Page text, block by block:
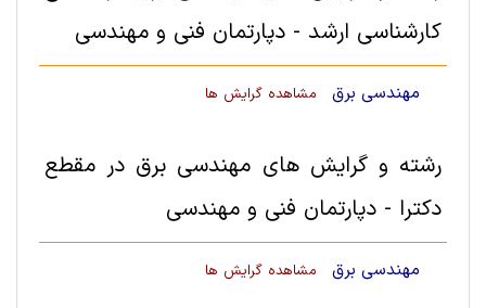
کارشناسی ارشد - دپارتمان فنی و مهندسی
مهندسی برق مشاهده گرایش ها
رشته و گرایش های مهندسی برق در مقطع
دکترا - دپارتمان فنی و مهندسی
مهندسی برق مشاهده گرایش ها